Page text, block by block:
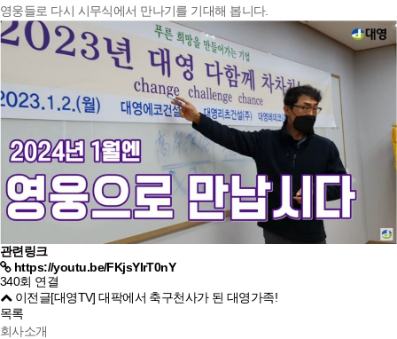
영웅들로 다시 시무식에서 만나기를 기대해 봅니다.
관련링크
https://youtu.be/FKjsYIrT0nY
340회 연결
이전글[대영TV] 대팍에서 축구천사가 된 대영가족!
목록
회사소개